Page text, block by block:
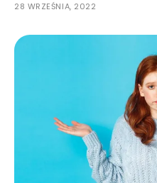
28 WRZEŚNIA, 2022